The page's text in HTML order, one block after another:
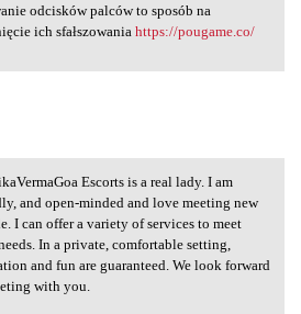
odcisków palców to
odcisków palców to sposób na
ich sfałszowania https://pougame.co/
Escorts is a
Escorts is a real lady. I am
and open-minded and love meeting new
I can offer a variety of services to meet
In a private, comfortable setting,
and fun are guaranteed. We look forward
with you.